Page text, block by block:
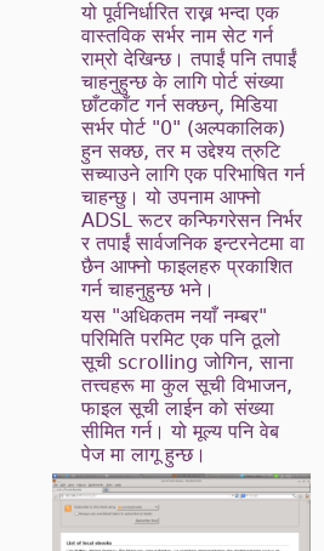
यो पूर्वनिर्धारित राख्न भन्दा एक
वास्तविक सर्भर नाम सेट गर्न
राम्रो देखिन्छ। तपाईं पनि तपाईं
चाहनुहुन्छ के लागि पोर्ट संख्या
छाँटकाँट गर्न सक्छन्, मिडिया
सर्भर पोर्ट "0" (अल्पकालिक)
हुन सक्छ, तर म उद्देश्य त्रुटि
सच्याउने लागि एक परिभाषित गर्न
चाहन्छु। यो उपनाम आफ्नो
ADSL रूटर कन्फिगरेसन निर्भर
र तपाईं सार्वजनिक इन्टरनेटमा वा
छैन आफ्नो फाइलहरु प्रकाशित
गर्न चाहनुहुन्छ भने।
यस "अधिकतम नयाँ नम्बर"
परिमिति परमिट एक पनि ठूलो
सूची scrolling जोगिन, साना
तत्त्वहरू मा कुल सूची विभाजन,
फाइल सूची लाईन को संख्या
सीमित गर्न। यो मूल्य पनि वेब
पेज मा लागू हुन्छ।